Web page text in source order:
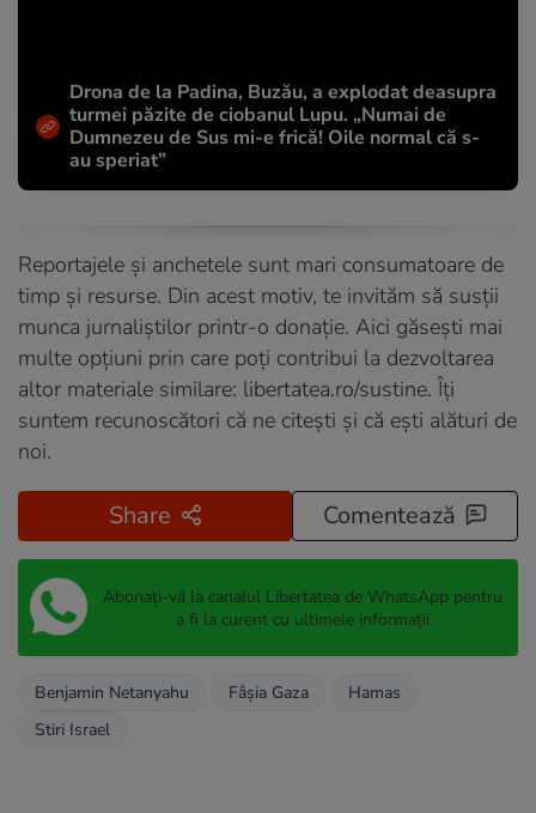
Drona de la Padina, Buzău, a explodat deasupra
turmei păzite de ciobanul Lupu. „Numai de
Dumnezeu de Sus mi-e frică! Oile normal că s-
au speriat”
Reportajele și anchetele sunt mari consumatoare de
timp și resurse. Din acest motiv, te invităm să susții
munca jurnaliștilor printr-o donație. Aici găsești mai
multe opțiuni prin care poți contribui la dezvoltarea
altor materiale similare: libertatea.ro/sustine. Îți
suntem recunoscători că ne citești și că ești alături de
noi.
Share Comentează
Abonați-vă la canalul Libertatea de WhatsApp pentru
a fi la curent cu ultimele informații
Benjamin Netanyahu Fâșia Gaza
Hamas
Stiri Israel